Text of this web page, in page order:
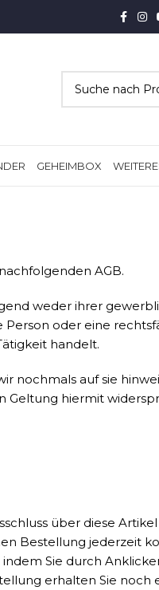
GEHEIMBOX
AGB.
weder ihrer
oder eine
handelt.
nochmals auf sie
hiermit
über diese
Bestellung jederzeit
Sie durch
erhalten Sie noch